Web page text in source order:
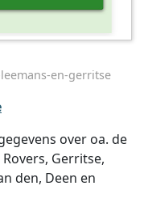
en-gerritse
over oa. de
Gerritse,
den, Deen en